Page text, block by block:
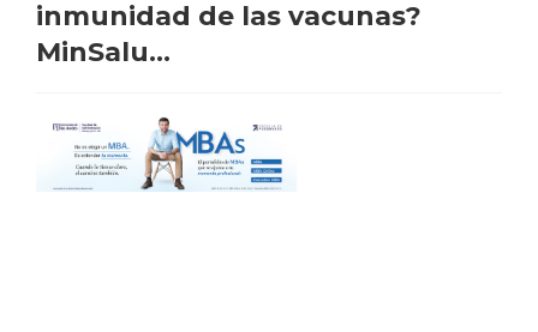
inmunidad de las vacunas?
MinSalu...